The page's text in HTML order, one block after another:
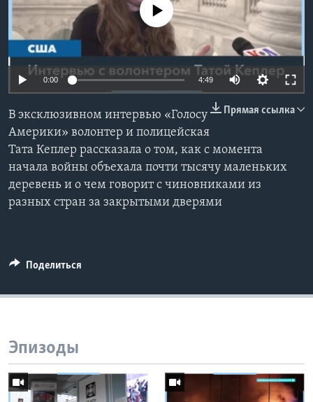
Learning English
СОЦИАЛЬНЫЕ СЕТИ
Языки
No media source currently available
0:00 4:49
Прямая ссылка
В эксклюзивном интервью «Голосу
Америки» волонтер и полицейская
Тата Кеплер рассказала о том, как с момента
начала войны объехала почти тысячу маленьких
деревень и о чем говорит с чиновниками из
разных стран за закрытыми дверями
Поделиться
Эпизоды